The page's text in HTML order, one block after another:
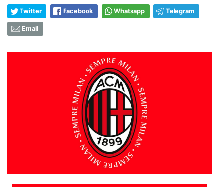
Twitter Facebook Whatsapp Telegram
Email